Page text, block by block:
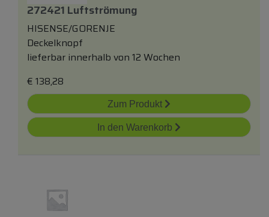
272421 Luftströmung
HISENSE/GORENJE
Deckelknopf
lieferbar innerhalb von 12 Wochen
€ 138,28
Zum Produkt
In den Warenkorb